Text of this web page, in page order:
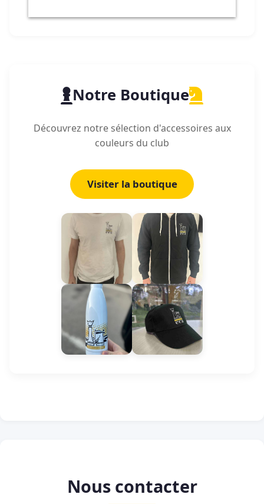
Notre Boutique
Découvrez notre sélection d'accessoires aux
couleurs du club
Visiter la boutique
Nous contacter